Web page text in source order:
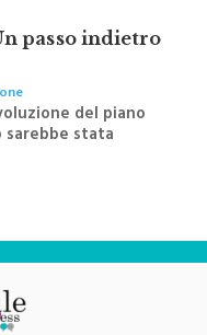
passo indietro
del piano